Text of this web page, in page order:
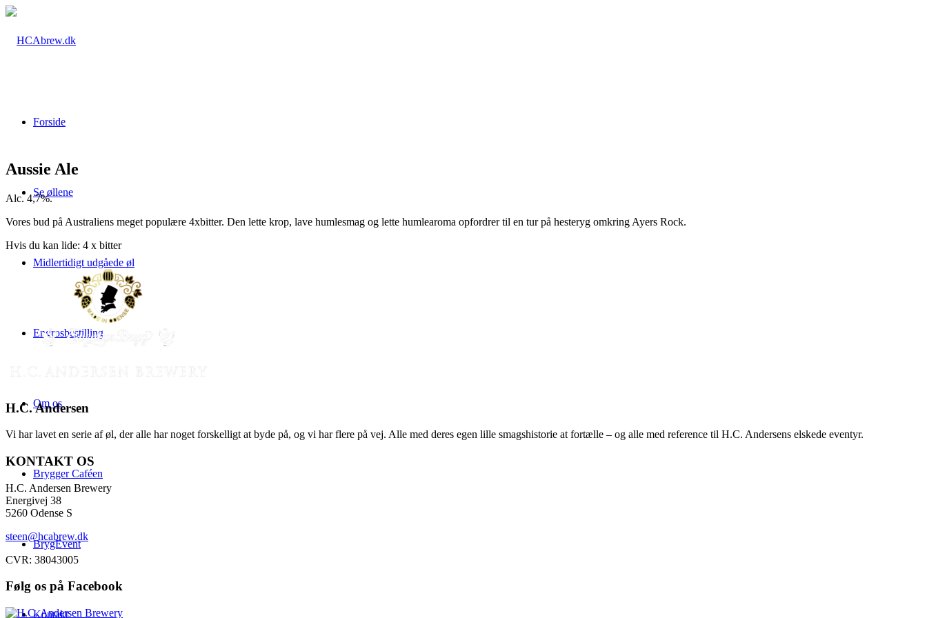
Forside
Se øllene
Midlertidigt udgåede øl
Engrosbestilling
Om os
Brygger Caféen
BrygEvent
Kontakt
Aussie Ale
Alc. 4,7%.
Vores bud på Australiens meget populære 4xbitter. Den lette krop, lave humlesmag og lette humlearoma opfordrer til en tur på hesteryg omkring Ayers Rock.
Hvis du kan lide: 4 x bitter
H.C. Andersen
Vi har lavet en serie af øl, der alle har noget forskelligt at byde på, og vi har flere på vej. Alle med deres egen lille smagshistorie at fortælle – og alle med reference til H.C. Andersens elskede eventyr.
KONTAKT OS
H.C. Andersen Brewery
Energivej 38
5260 Odense S
steen@hcabrew.dk
CVR: 38043005
Følg os på Facebook